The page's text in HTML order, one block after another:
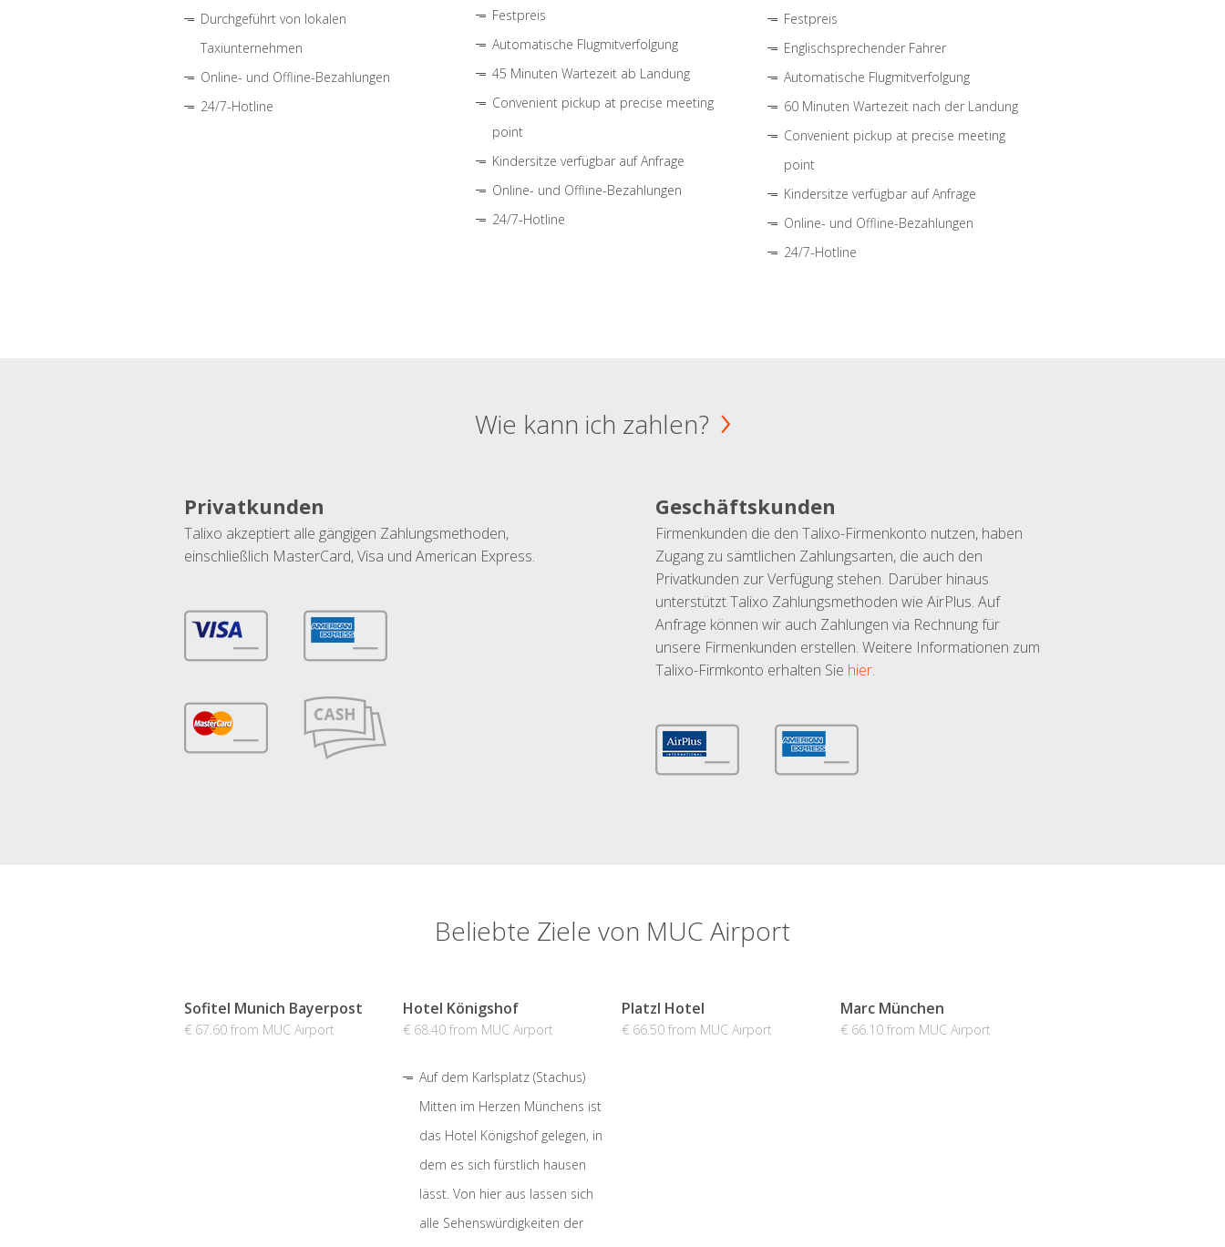
Durchgeführt von lokalen
Taxiunternehmen
Online- und Offline-Bezahlungen
24/7-Hotline
Festpreis
Automatische Flugmitverfolgung
45 Minuten Wartezeit ab Landung
Convenient pickup at precise meeting
point
Kindersitze verfügbar auf Anfrage
Online- und Offline-Bezahlungen
24/7-Hotline
Festpreis
Englischsprechender Fahrer
Automatische Flugmitverfolgung
60 Minuten Wartezeit nach der Landung
Convenient pickup at precise meeting
point
Kindersitze verfügbar auf Anfrage
Online- und Offline-Bezahlungen
24/7-Hotline
Wie kann ich zahlen?
Privatkunden
Talixo akzeptiert alle gängigen Zahlungsmethoden,
einschließlich MasterCard, Visa und American Express.
Geschäftskunden
Firmenkunden die den Talixo-Firmenkonto nutzen, haben
Zugang zu sämtlichen Zahlungsarten, die auch den
Privatkunden zur Verfügung stehen. Darüber hinaus
unterstützt Talixo Zahlungsmethoden wie AirPlus. Auf
Anfrage können wir auch Zahlungen via Rechnung für
unsere Firmenkunden erstellen. Weitere Informationen zum
Talixo-Firmkonto erhalten Sie hier.
Beliebte Ziele von MUC Airport
Sofitel Munich Bayerpost
€ 67.60 from MUC Airport
Hotel Königshof
€ 68.40 from MUC Airport
Auf dem Karlsplatz (Stachus)
Mitten im Herzen Münchens ist
das Hotel Königshof gelegen, in
dem es sich fürstlich hausen
lässt. Von hier aus lassen sich
alle Sehenswürdigkeiten der
Platzl Hotel
€ 66.50 from MUC Airport
Marc München
€ 66.10 from MUC Airport